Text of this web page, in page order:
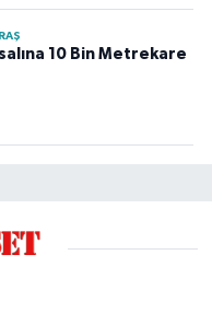
10 Bin Metrekare